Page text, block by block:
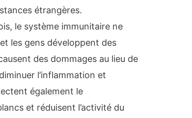
étrangères.
le système immunitaire ne
les gens développent des
des dommages au lieu de
l’inflammation et
également le
et réduisent l’activité du